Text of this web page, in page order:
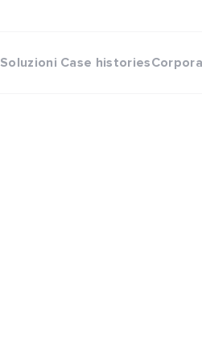
Soluzioni Case histories